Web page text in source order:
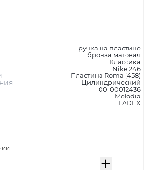
ручка на пластине
бронза матовая
Классика
Nike 246
Пластина Roma (458)
Цилиндрический
00-00012436
Melodia
FADEX